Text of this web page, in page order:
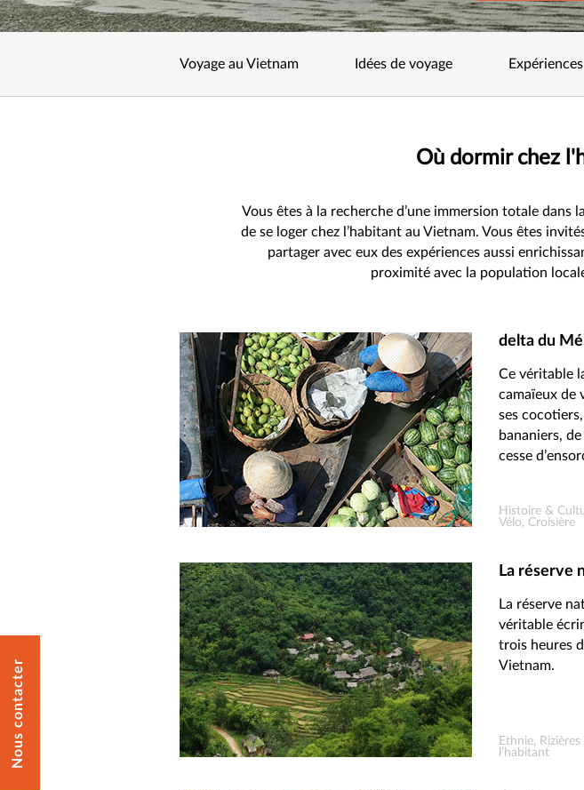
Nous contacter
Voyage au Vietnam Idées de voyage Expériences
Où dormir chez
Vous êtes à la recherche d’une immersion totale
de se loger chez l’habitant au Vietnam. Vous êtes
partager avec eux des expériences aussi
proximité avec la population
delta du
Ce véritable
camaïeux de
ses
bananiers, de
cesse
Histoire &
Vélo, Croisière
La réserve
La réserve
véritable
trois heures
Vietnam.
Ethnie,
l’habitant